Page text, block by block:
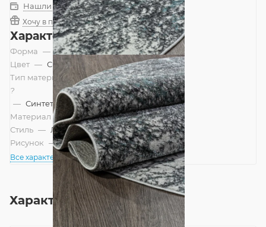
Нашли дешевле?
Хочу в подарок
Характеристики
Форма — Овал
Цвет — Синий, Серый
Тип материала
?
— Синтетический
Материал — Полиэстер
Стиль — Лофт, Современный
Рисунок — Абстракция
Все характеристики
Характеристики